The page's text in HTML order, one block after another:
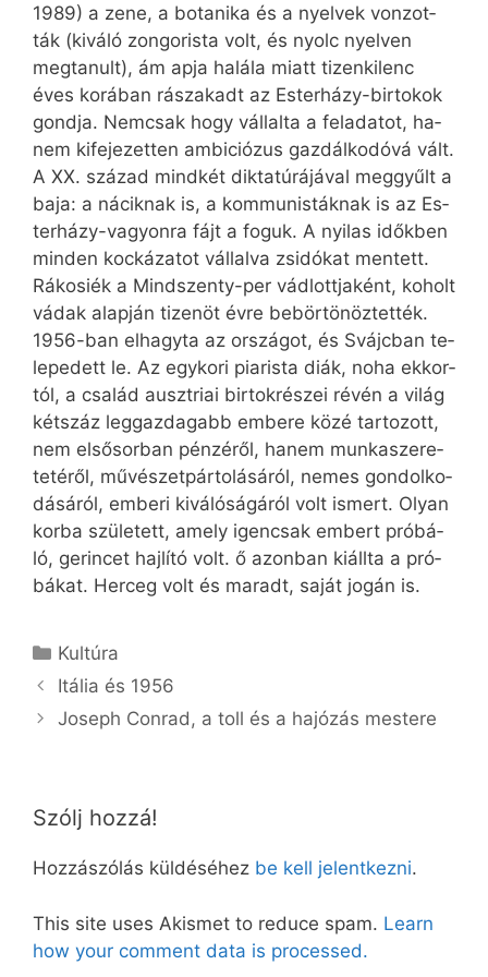
1989) a ze­ne, a bo­ta­ni­ka és a nyel­vek von­zot­
ták (ki­vá­ló zon­go­ris­ta volt, és nyolc nyel­ven
meg­ta­nult), ám ap­ja ha­lá­la mi­att ti­zen­ki­lenc
éves ko­rá­ban rá­sza­kadt az Es­ter­házy-bir­to­kok
gond­ja. Nem­csak hogy vál­lal­ta a fel­ada­tot, ha­
nem ki­fe­je­zet­ten am­bi­ci­ó­zus gaz­dál­ko­dó­vá vált.
A XX. szá­zad mind­két dik­ta­tú­rá­já­val meg­gyűlt a
ba­ja: a ná­cik­nak is, a kom­mu­nis­ták­nak is az Es­
ter­házy-va­gyon­ra fájt a fo­guk. A nyi­las idők­ben
min­den koc­ká­za­tot vál­lal­va zsi­dó­kat men­tett.
Rákosiék a Mindszenty-per vád­lott­ja­ként, ko­holt
vá­dak alap­ján ti­zen­öt év­re be­bör­tö­nöz­tet­ték.
1956-ban el­hagy­ta az or­szá­got, és Svájc­ban te­
le­pe­dett le. Az egy­ko­ri pi­a­ris­ta di­ák, no­ha ek­kor­
tól, a csa­lád auszt­ri­ai bir­tok­ré­szei ré­vén a vi­lág
két­száz leg­gaz­da­gabb em­be­re kö­zé tar­to­zott,
nem el­ső­sor­ban pén­zé­ről, ha­nem mun­ka­sze­re­
te­té­ről, mű­vé­szet­pár­to­lá­sá­ról, ne­mes gon­dol­ko­
dá­sá­ról, em­be­ri ki­vá­ló­sá­gá­ról volt is­mert. Olyan
kor­ba szü­le­tett, amely igen­csak em­bert pró­bá­
ló, ge­rin­cet haj­lí­tó volt. ő azon­ban ki­áll­ta a pró­
bá­kat. Her­ceg volt és ma­radt, sa­ját jo­gán is.
Kategória
Kultúra
Itá­lia és 1956
Joseph Conrad, a toll és a ha­jó­zás mes­te­re
Szólj hozzá!
Hozzászólás küldéséhez be kell jelentkezni.
This site uses Akismet to reduce spam. Learn
how your comment data is processed.